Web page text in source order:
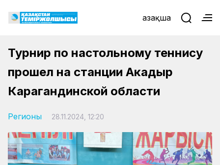
Қазақша
Турнир по настольному теннису
прошел на станции Акадыр
Карагандинской области
Регионы 28.11.2024, 12:20